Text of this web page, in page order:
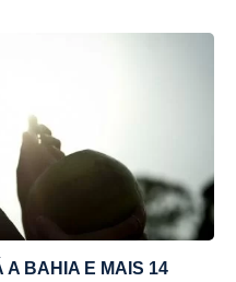
A BAHIA E MAIS 14